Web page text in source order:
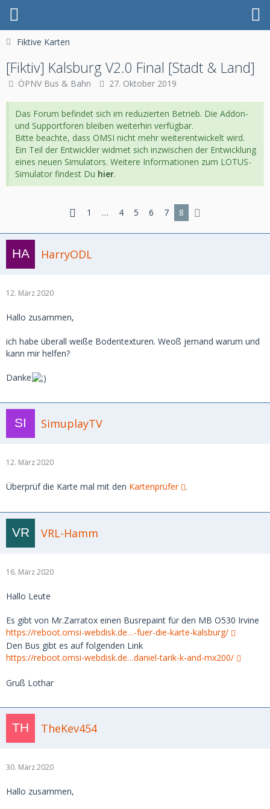
Fiktive Karten
[Fiktiv] Kalsburg V2.0 Final [Stadt & Land]
ÖPNV Bus & Bahn 27. Oktober 2019
Das Forum befindet sich im reduzierten Betrieb. Die Addon-
und Supportforen bleiben weiterhin verfügbar.
Bitte beachte, dass OMSI nicht mehr weiterentwickelt wird.
Ein Teil der Entwickler widmet sich inzwischen der Entwicklung
eines neuen Simulators. Weitere Informationen zum LOTUS-
Simulator findest Du hier.
1 … 4 5 6 7 8
HarryODL
12. März 2020
Hallo zusammen,
ich habe überall weiße Bodentexturen. Weoß jemand warum und
kann mir helfen?
Danke
SimuplayTV
12. März 2020
Überprüf die Karte mal mit den Kartenprüfer .
VRL-Hamm
16. März 2020
Hallo Leute
Es gibt von Mr.Zarratox einen Busrepaint für den MB O530 Irvine
https://reboot.omsi-webdisk.de…-fuer-die-karte-kalsburg/
Den Bus gibt es auf folgenden Link
https://reboot.omsi-webdisk.de…daniel-tarik-k-and-mx200/
Gruß Lothar
TheKev454
30. März 2020
Hallo zusammen,